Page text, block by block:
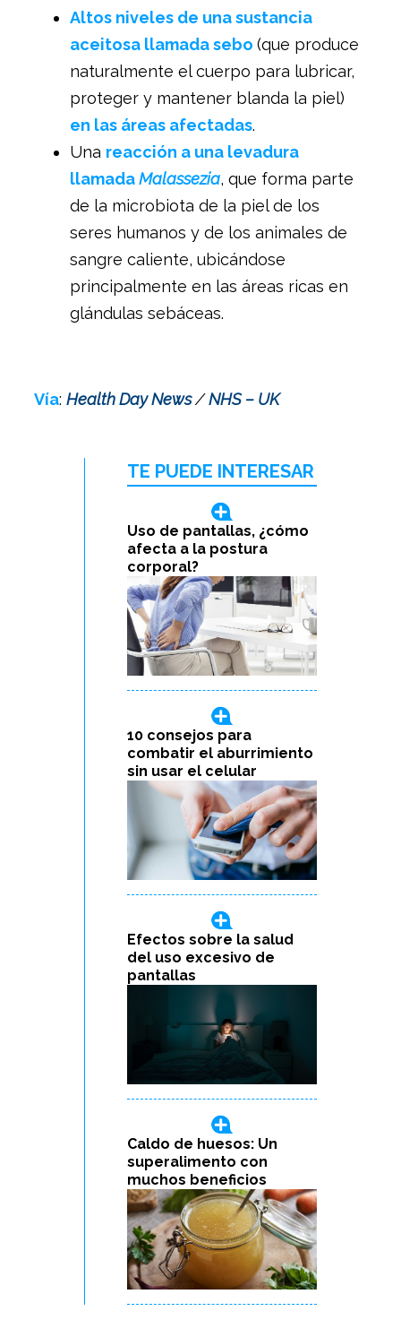
Altos niveles de una sustancia
aceitosa llamada sebo (que produce
naturalmente el cuerpo para lubricar,
proteger y mantener blanda la piel)
en las áreas afectadas.
Una reacción a una levadura
llamadaMalassezia, que forma parte
de la microbiota de la piel de los
seres humanos y de los animales de
sangre caliente, ubicándose
principalmente en las áreas ricas en
glándulas sebáceas.
Vía: Health Day News/NHS – UK
TE PUEDE INTERESAR
Uso de pantallas, ¿cómo
afecta a la postura
corporal?
10 consejos para
combatir el aburrimiento
sin usar el celular
Efectos sobre la salud
del uso excesivo de
pantallas
Caldo de huesos: Un
superalimento con
muchos beneficios